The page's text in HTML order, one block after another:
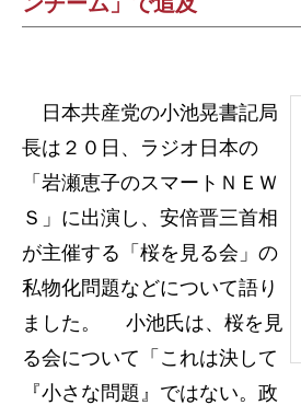
日本共産党の小池晃書記局
長は２０日、ラジオ日本の
「岩瀬恵子のスマートＮＥＷ
Ｓ」に出演し、安倍晋三首相
が主催する「桜を見る会」の
私物化問題などについて語り
ました。 小池氏は、桜を見
る会について「これは決して
『小さな問題』ではない。政